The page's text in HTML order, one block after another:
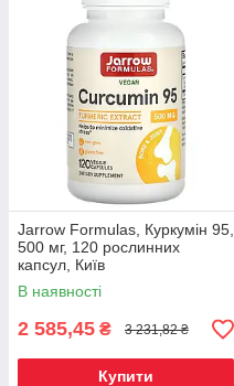
Jarrow Formulas, Куркумін 95,
500 мг, 120 рослинних
капсул, Київ
В наявності
2 585,45 ₴ 3 231,82 ₴
Купити